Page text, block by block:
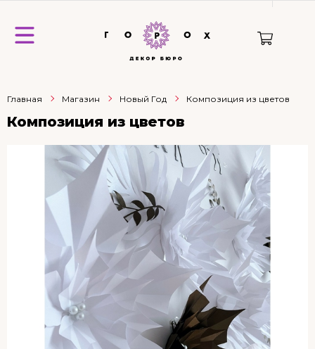
Главная Магазин Новый Год Композиция из цветов
Композиция из цветов
ХИТ